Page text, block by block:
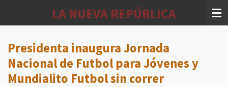
principal
LA NUEVA REPÚBLICA
Presidenta inaugura Jornada
Nacional de Futbol para Jóvenes y
Mundialito Futbol sin correr